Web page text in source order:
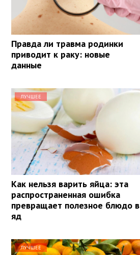
Правда ли травма родинки
приводит к раку: новые
данные
ЛУЧШЕЕ
Как нельзя варить яйца: эта
распространенная ошибка
превращает полезное блюдо в
яд
ЛУЧШЕЕ